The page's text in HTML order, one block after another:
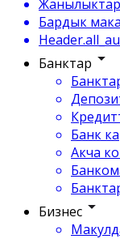
Жанылыктар
Бардык
Банктар
Банк
Акча
Бизнес